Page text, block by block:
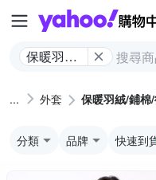
保暖​羽絨/​
外套外套 保暖​羽絨/​鋪​棉​
分類 品牌 快速到